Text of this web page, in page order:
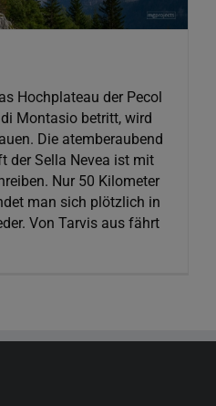
Hochplateau der Pecol
Montasio betritt, wird
Die atemberaubend
der Sella Nevea ist mit
Nur 50 Kilometer
man sich plötzlich in
Von Tarvis aus fährt